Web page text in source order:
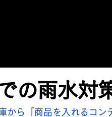
の雨水対
から「商品を入れるコ